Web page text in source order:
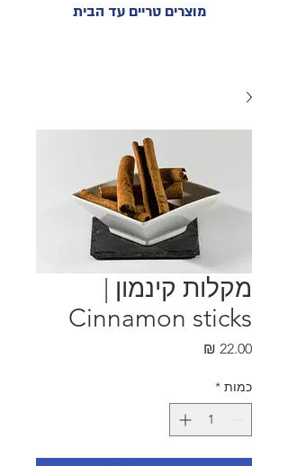
מוצרים טריים עד הבית
מקלות קינמון |
Cinnamon sticks
כמות *